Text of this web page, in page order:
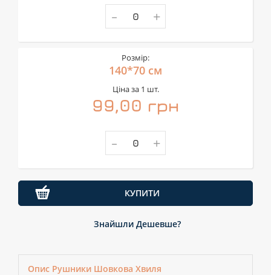
- +
Розмір:
140*70 см
Ціна за 1 шт.
99,00 грн
- +
КУПИТИ
Знайшли Дешевше?
Опис Рушники Шовкова Хвиля